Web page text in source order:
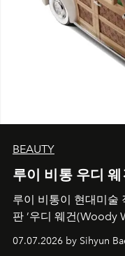
BEAUTY
루이 비통 우디
루이 비통이 현대미술
판 ’우디 웨건(Woody
07.07.2026 by Sihyun